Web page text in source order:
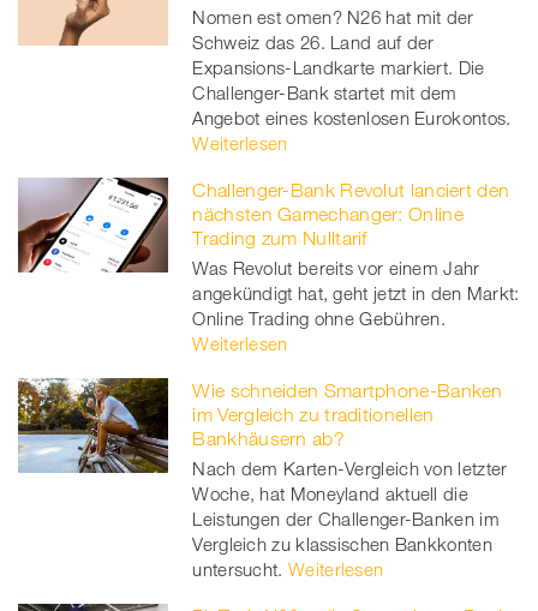
Nomen est omen? N26 hat mit der
Schweiz das 26. Land auf der
Expansions-Landkarte markiert. Die
Challenger-Bank startet mit dem
Angebot eines kostenlosen Eurokontos.
Weiterlesen
Challenger-Bank Revolut lanciert den
nächsten Gamechanger: Online
Trading zum Nulltarif
Was Revolut bereits vor einem Jahr
angekündigt hat, geht jetzt in den Markt:
Online Trading ohne Gebühren.
Weiterlesen
Wie schneiden Smartphone-Banken
im Vergleich zu traditionellen
Bankhäusern ab?
Nach dem Karten-Vergleich von letzter
Woche, hat Moneyland aktuell die
Leistungen der Challenger-Banken im
Vergleich zu klassischen Bankkonten
untersucht. Weiterlesen